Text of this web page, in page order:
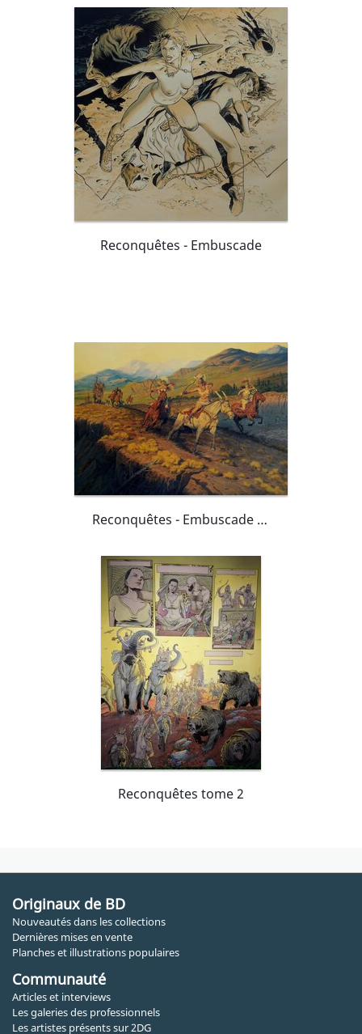
Reconquêtes - Embuscade
Reconquêtes - Embuscade - très grand huile sur panneau
Reconquêtes tome 2
Originaux de BD
Nouveautés dans les collections
Dernières mises en vente
Planches et illustrations populaires
Communauté
Articles et interviews
Les galeries des professionnels
Les artistes présents sur 2DG